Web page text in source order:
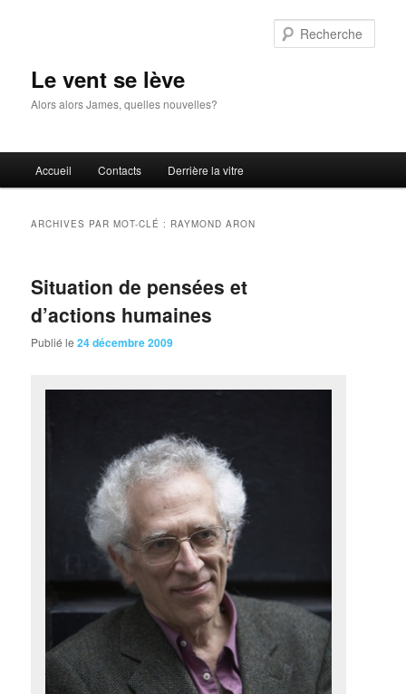
Le vent se lève
Alors alors James, quelles nouvelles?
principal
Accueil Contacts Derrière la vitre
ARCHIVES PAR MOT-CLÉ : RAYMOND ARON
Situation de pensées et
d’actions humaines
Publié le24 décembre 2009